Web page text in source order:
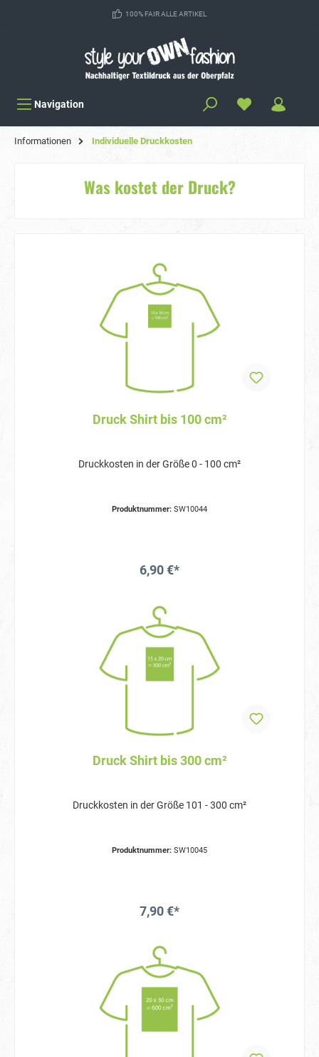
100% FAIR ALLE ARTIKEL
Navigation
Informationen Individuelle Druckkosten
Was kostet der Druck?
Druck Shirt bis 100 cm²
Druckkosten in der Größe 0 - 100 cm²
Produktnummer: SW10044
6,90 €*
Druck Shirt bis 300 cm²
Druckkosten in der Größe 101 - 300 cm²
Produktnummer: SW10045
7,90 €*